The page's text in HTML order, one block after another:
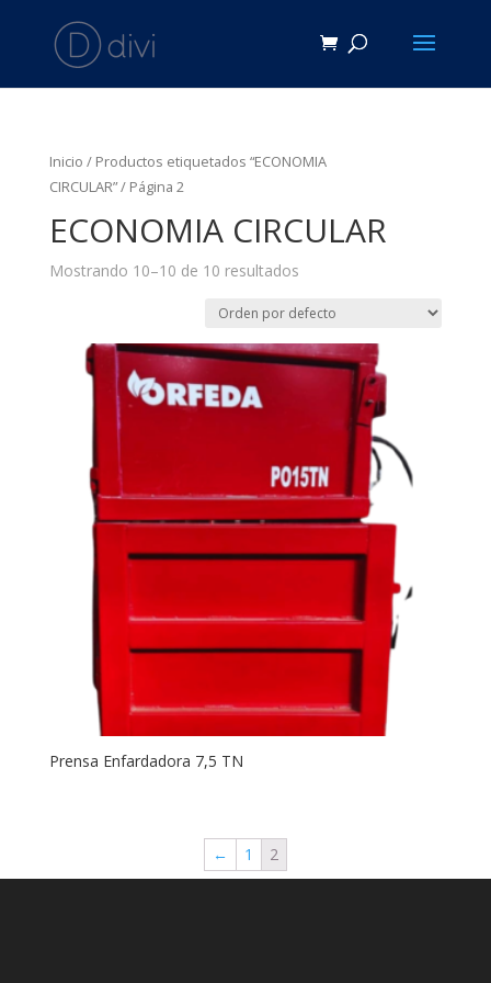
Inicio / Productos etiquetados “ECONOMIA
CIRCULAR”/ Página 2
ECONOMIA CIRCULAR
Mostrando 10–10 de 10 resultados
Prensa Enfardadora 7,5 TN
← 1 2